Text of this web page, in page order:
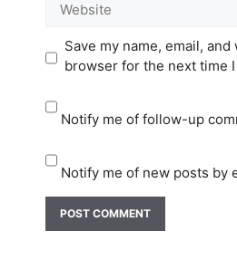
Save my name, email,
browser for the next time
Notify me of follow-up
Notify me of new posts by